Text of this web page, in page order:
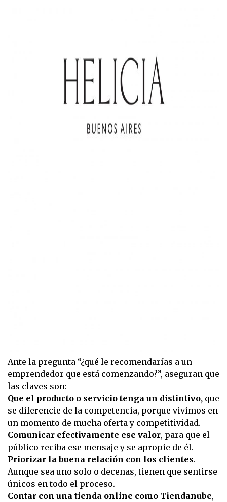
Ante la pregunta “¿qué le recomendarías a un
emprendedor que está comenzando?”, aseguran que
las claves son:
Que el producto o servicio tenga un distintivo, que
se diferencie de la competencia, porque vivimos en
un momento de mucha oferta y competitividad.
Comunicar efectivamente ese valor, para que el
público reciba ese mensaje y se apropie de él.
Priorizar la buena relación con los clientes.
Aunque sea uno solo o decenas, tienen que sentirse
únicos en todo el proceso.
Contar con una tienda online como Tiendanube,